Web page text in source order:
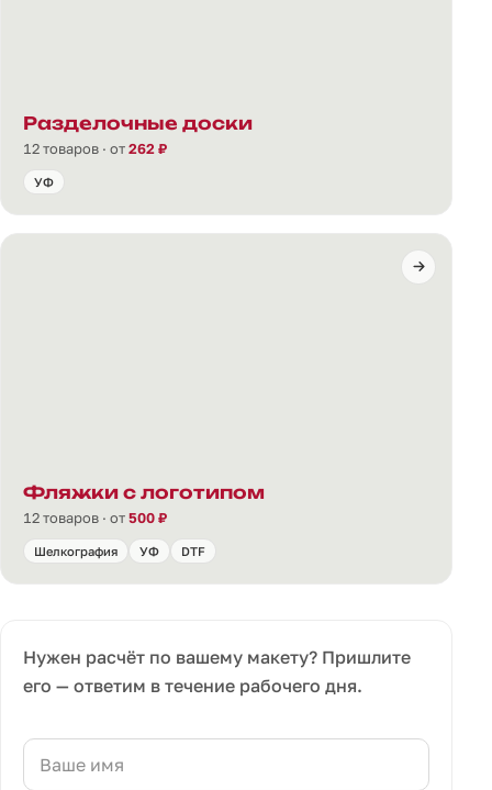
Разделочные доски
12 товаров · от262 ₽
УФ
Фляжки с логотипом
12 товаров · от500 ₽
Шелкография УФ DTF
Нужен расчёт по вашему макету? Пришлите
его — ответим в течение рабочего дня.